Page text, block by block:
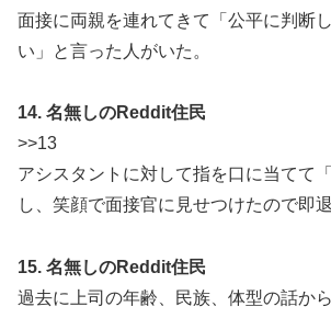
面接に両親を連れてきて「公平に判断
い」と言った人がいた。
14. 名無しのReddit住民
>>13
アシスタントに対して指を口に当てて
し、笑顔で面接官に見せつけたので即
15. 名無しのReddit住民
過去に上司の年齢、民族、体型の話か